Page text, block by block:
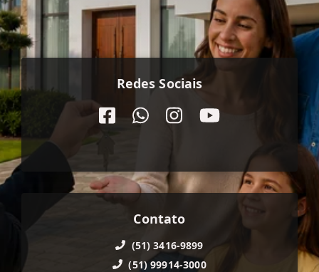
Redes Sociais
Contato
(51) 3416-9899
(51) 99914-3000